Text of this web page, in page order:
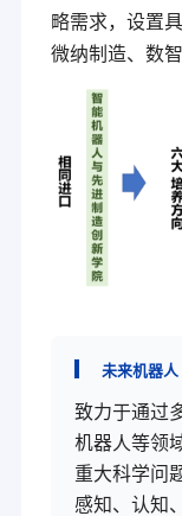
略需求，设置
微纳制造、数
未来机器人
致力于通过
机器人等领
重大科学问
感知、认知